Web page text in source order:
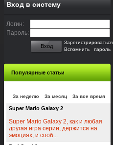
Вход в систему
Логин:
Пароль:
Вход
Зарегистрироваться
Вспомнить пароль
Популярные статьи
За неделю За месяц За все время
Super Mario Galaxy 2
Super Mario Galaxy 2, как и любая
другая игра серии, держится на
эмоциях, и сооб...